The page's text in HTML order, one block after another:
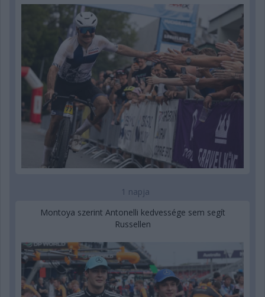
1 napja
Montoya szerint Antonelli kedvessége sem segít
Russellen